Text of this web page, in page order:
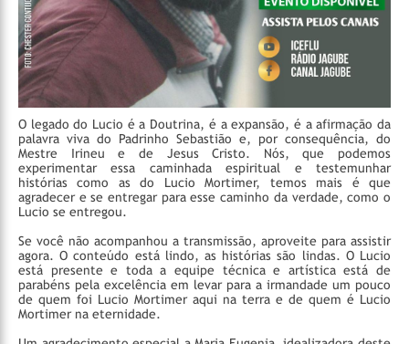
O legado do Lucio é a Doutrina, é a expansão, é a afirmação da
palavra viva do Padrinho Sebastião e, por consequência, do
Mestre Irineu e de Jesus Cristo. Nós, que podemos
experimentar essa caminhada espiritual e testemunhar
histórias como as do Lucio Mortimer, temos mais é que
agradecer e se entregar para esse caminho da verdade, como o
Lucio se entregou.
Se você não acompanhou a transmissão, aproveite para assistir
agora. O conteúdo está lindo, as histórias são lindas. O Lucio
está presente e toda a equipe técnica e artística está de
parabéns pela excelência em levar para a irmandade um pouco
de quem foi Lucio Mortimer aqui na terra e de quem é Lucio
Mortimer na eternidade.